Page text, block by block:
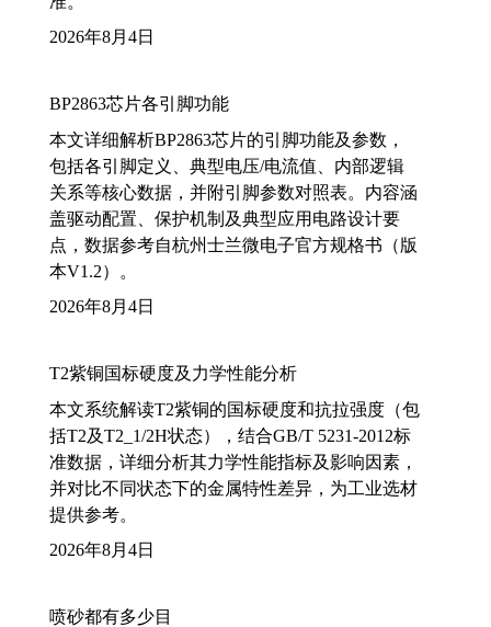
2026年8月4日
BP2863芯片各引脚功能
本文详细解析BP2863芯片的引脚功能及参数，
包括各引脚定义、典型电压/电流值、内部逻辑
关系等核心数据，并附引脚参数对照表。内容涵
盖驱动配置、保护机制及典型应用电路设计要
点，数据参考自杭州士兰微电子官方规格书（版
本V1.2）。
2026年8月4日
T2紫铜国标硬度及力学性能分析
本文系统解读T2紫铜的国标硬度和抗拉强度（包
括T2及T2_1/2H状态），结合GB/T 5231-2012标
准数据，详细分析其力学性能指标及影响因素，
并对比不同状态下的金属特性差异，为工业选材
提供参考。
2026年8月4日
喷砂都有多少目